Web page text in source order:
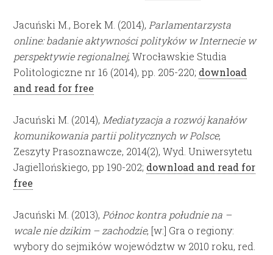
Jacuński M., Borek M. (2014), Parlamentarzysta
online: badanie aktywności polityków w Internecie w
perspektywie regionalnej, Wrocławskie Studia
Politologiczne nr 16 (2014), pp. 205-220; download
and read for free
Jacuński M. (2014), Mediatyzacja a rozwój kanałów
komunikowania partii politycznych w Polsce,
Zeszyty Prasoznawcze, 2014(2), Wyd. Uniwersytetu
Jagiellońskiego, pp 190-202; download and read for
free
Jacuński M. (2013), Północ kontra południe na –
wcale nie dzikim – zachodzie, [w:] Gra o regiony:
wybory do sejmików województw w 2010 roku, red.